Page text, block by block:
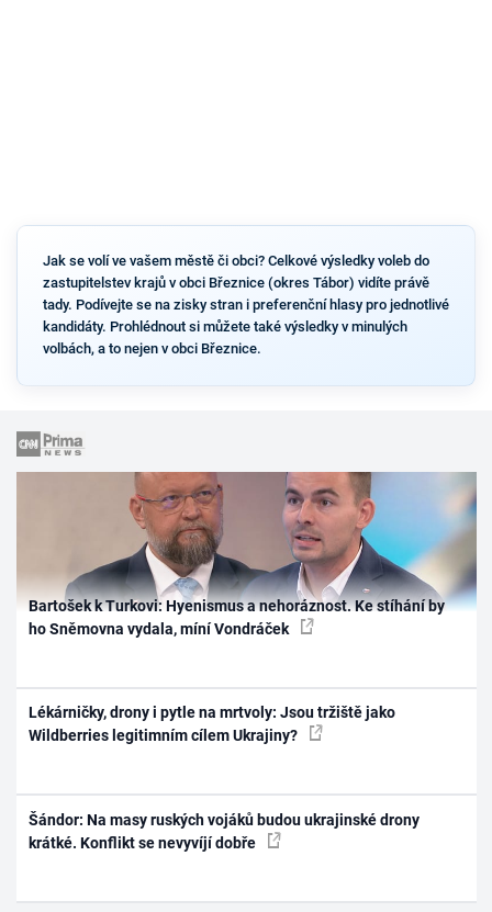
Jak se volí ve vašem městě či obci? Celkové výsledky voleb do
zastupitelstev krajů v obci Březnice (okres Tábor) vidíte právě
tady. Podívejte se na zisky stran i preferenční hlasy pro jednotlivé
kandidáty. Prohlédnout si můžete také výsledky v minulých
volbách, a to nejen v obci Březnice.
Bartošek k Turkovi: Hyenismus a nehoráznost. Ke stíhání by
ho Sněmovna vydala, míní Vondráček
Lékárničky, drony i pytle na mrtvoly: Jsou tržiště jako
Wildberries legitimním cílem Ukrajiny?
Šándor: Na masy ruských vojáků budou ukrajinské drony
krátké. Konflikt se nevyvíjí dobře